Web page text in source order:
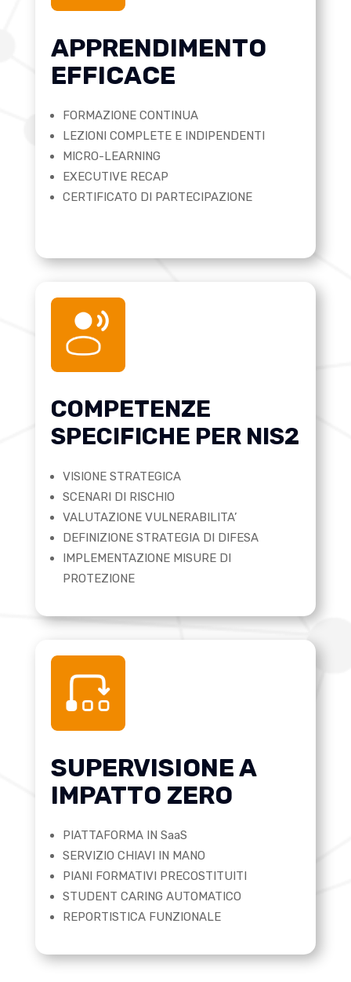
APPRENDIMENTO
EFFICACE
FORMAZIONE CONTINUA
LEZIONI COMPLETE E INDIPENDENTI
MICRO-LEARNING
EXECUTIVE RECAP
CERTIFICATO DI PARTECIPAZIONE
COMPETENZE
SPECIFICHE PER NIS2
VISIONE STRATEGICA
SCENARI DI RISCHIO
VALUTAZIONE VULNERABILITA’
DEFINIZIONE STRATEGIA DI DIFESA
IMPLEMENTAZIONE MISURE DI
PROTEZIONE
SUPERVISIONE A
IMPATTO ZERO
PIATTAFORMA IN SaaS
SERVIZIO CHIAVI IN MANO
PIANI FORMATIVI PRECOSTITUITI
STUDENT CARING AUTOMATICO
REPORTISTICA FUNZIONALE